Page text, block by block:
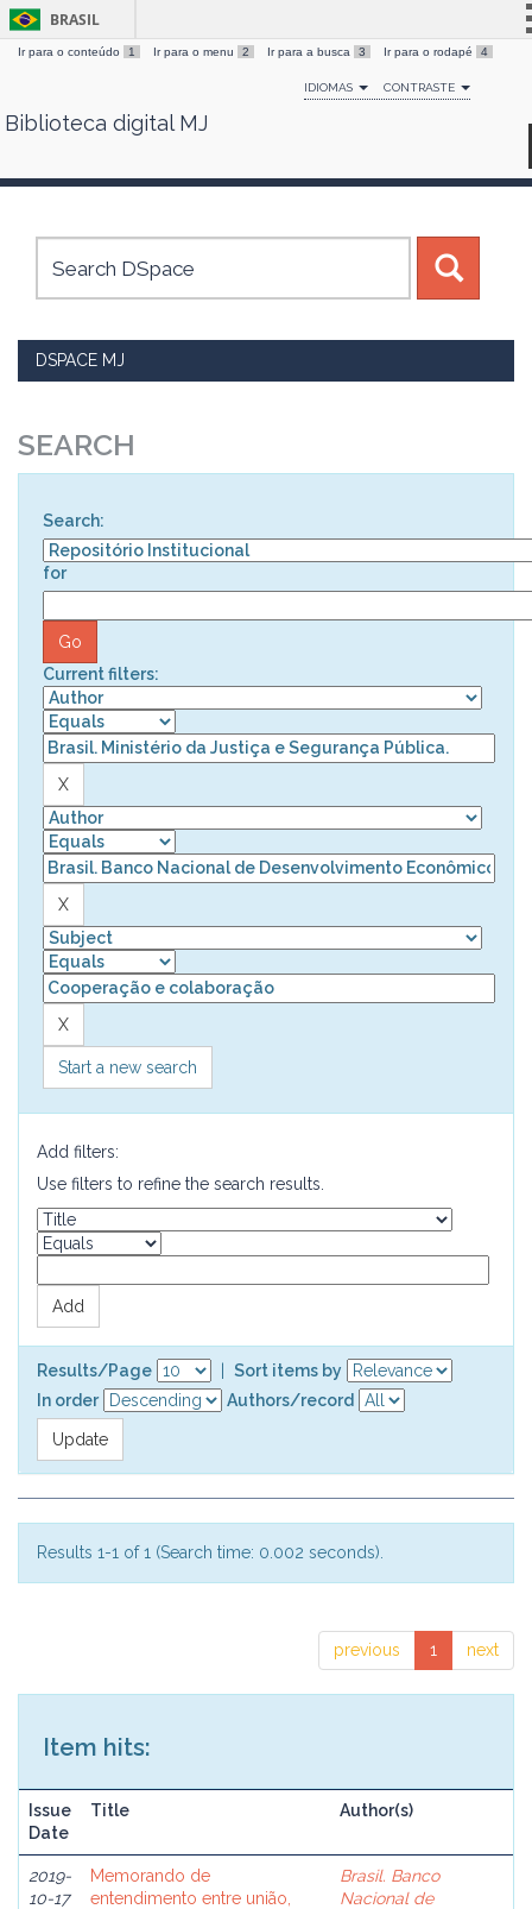
Skip
BRASIL
Simplifique!
Comunica BR
Canais
Ir para o conteúdo 1 Ir para o menu 2 Ir para a busca 3 Ir para o rodapé 4
IDIOMAS CONTRASTE
Biblioteca digital MJ
DSPACE MJ
SEARCH
Search:
for
Current filters:
Start a new search
Add filters:
Use filters to refine the search results.
Results/Page
Sort items by
In order
Authors/record
Results 1-1 of 1 (Search time: 0.002 seconds).
previous 1 next
Item hits:
Issue
Date
Title Author(s)
2019-
10-17
Memorando de
entendimento entre união,
Brasil. Banco
Nacional de